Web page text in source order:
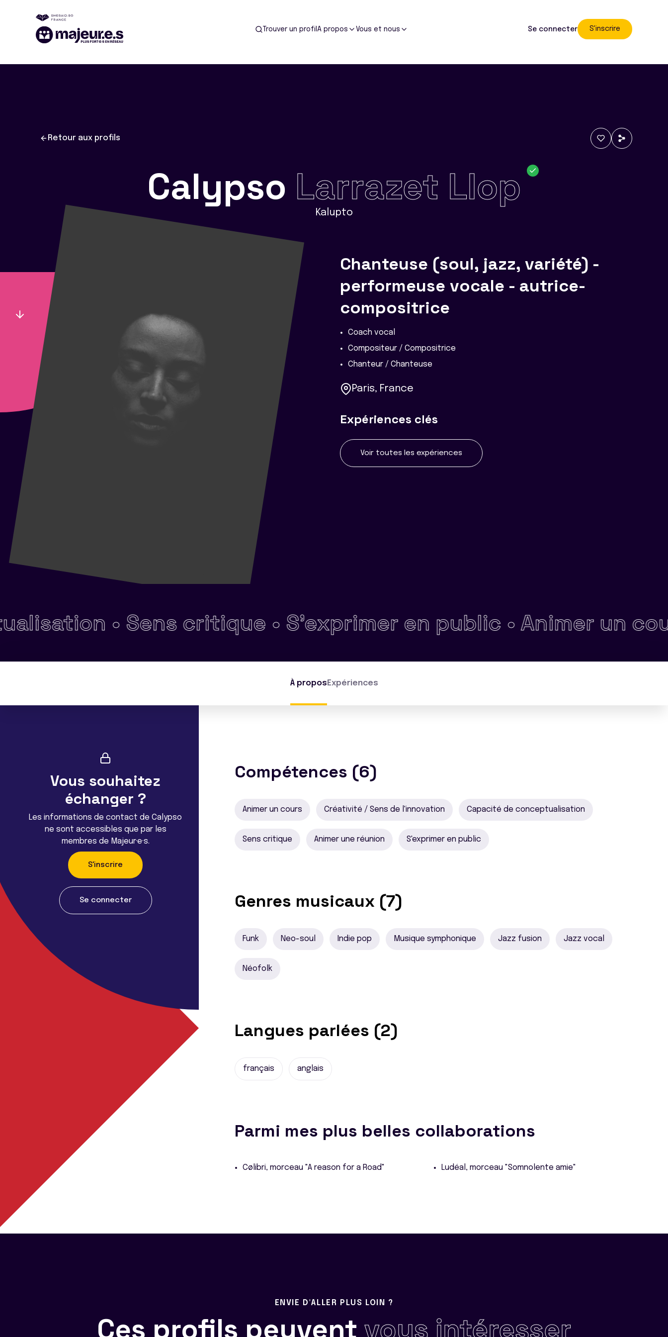
Trouver un profil A propos Vous et nous Se connecter S'inscrire
Retour aux profils
Calypso Larrazet Llop
Kalupto
Chanteuse (soul, jazz, variété) -
performeuse vocale - autrice-
compositrice
Coach vocal
Compositeur / Compositrice
Chanteur / Chanteuse
Paris, France
Expériences clés
Voir toutes les expériences
•Sens critique •S'exprimer en public •Animer un cours
À propos Expériences
Vous souhaitez
échanger ?
Les informations de contact de Calypso
ne sont accessibles que par les
membres de Majeur·e·s.
S'inscrire
Se connecter
Compétences (6)
Animer un cours Créativité / Sens de l'innovation Capacité de conceptualisation
Sens critique Animer une réunion S'exprimer en public
Genres musicaux (7)
Funk Neo-soul Indie pop Musique symphonique Jazz fusion Jazz vocal
Néofolk
Langues parlées (2)
français anglais
Parmi mes plus belles collaborations
Cølibri, morceau "A reason for a Road" Ludéal, morceau "Somnolente amie"
ENVIE D'ALLER PLUS LOIN ?
Ces profils peuvent vous intéresser